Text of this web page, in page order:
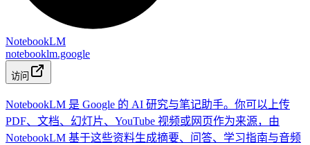
NotebookLM
notebooklm.google
访问
NotebookLM 是 Google 的 AI 研究与笔记助手。你可以上传
PDF、文档、幻灯片、YouTube 视频或网页作为来源，由
NotebookLM 基于这些资料生成摘要、问答、学习指南与音频